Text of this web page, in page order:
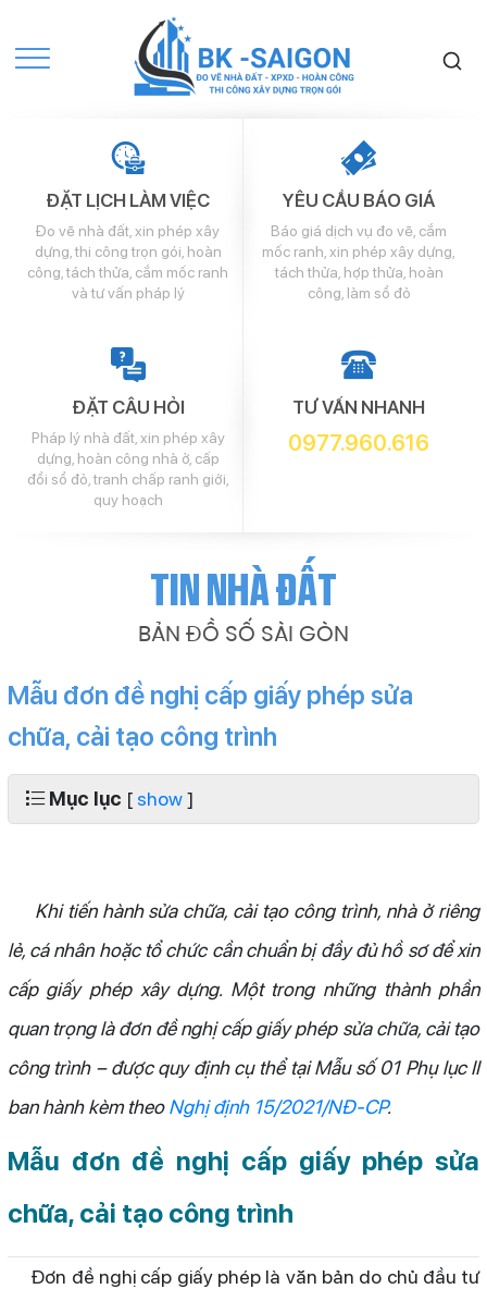
ĐẶT LỊCH LÀM VIỆC
Đo vẽ nhà đất, xin phép xây
dựng, thi công trọn gói, hoàn
công, tách thửa, cắm mốc ranh
và tư vấn pháp lý
YÊU CẦU BÁO GIÁ
Báo giá dịch vụ đo vẽ, cắm
mốc ranh, xin phép xây dựng,
tách thửa, hợp thửa, hoàn
công, làm sổ đỏ
ĐẶT CÂU HỎI
Pháp lý nhà đất, xin phép xây
dựng, hoàn công nhà ở, cấp
đổi sổ đỏ, tranh chấp ranh giới,
quy hoạch
TƯ VẤN NHANH
0977.960.616
Tin nhà đất
BẢN ĐỒ SỐ SÀI GÒN
Mẫu đơn đề nghị cấp giấy phép sửa
chữa, cải tạo công trình
Mục lục [ show]
Khi tiến hành sửa chữa, cải tạo công trình, nhà ở riêng
lẻ, cá nhân hoặc tổ chức cần chuẩn bị đầy đủ hồ sơ để xin
cấp giấy phép xây dựng. Một trong những thành phần
quan trọng là đơn đề nghị cấp giấy phép sửa chữa, cải tạo
công trình – được quy định cụ thể tại Mẫu số 01 Phụ lục II
ban hành kèm theoNghị định 15/2021/NĐ-CP.
Mẫu đơn đề nghị cấp giấy phép sửa
chữa, cải tạo công trình
Đơn đề nghị cấp giấy phép là văn bản do chủ đầu tư